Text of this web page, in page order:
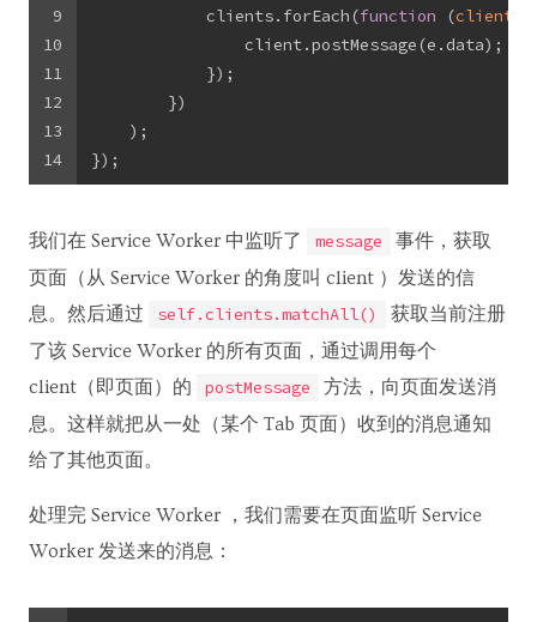
9
10
11
12
13
14
            clients.forEach(
function (client
                client.postMessage(e.data);
            });
        })
    );
});
我们在 Service Worker 中监听了 message
事件，获取
页面（从 Service Worker 的角度叫 client ）发送的信
息。然后通过
self.clients.matchAll()
获取当前注册
了该 Service Worker 的所有页面，通过调用每个
client（即页面）的
postMessage
方法，向页面发送消
息。这样就把从一处（某个 Tab 页面）收到的消息通知
给了其他页面。
处理完 Service Worker ，我们需要在页面监听 Service
Worker 发送来的消息：